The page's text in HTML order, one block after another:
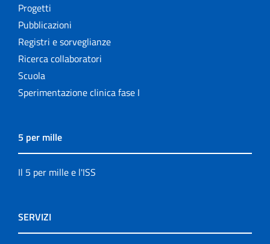
Progetti
Pubblicazioni
Registri e sorveglianze
Ricerca collaboratori
Scuola
Sperimentazione clinica fase I
5 per mille
Il 5 per mille e l'ISS
SERVIZI